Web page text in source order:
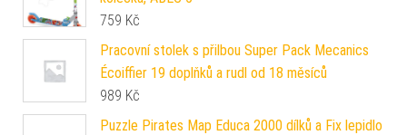
759 Kč
Pracovní stolek s přilbou Super Pack Mecanics
Écoiffier 19 doplňků a rudl od 18 měsíců
989 Kč
Puzzle Pirates Map Educa 2000 dílků a Fix lepidlo